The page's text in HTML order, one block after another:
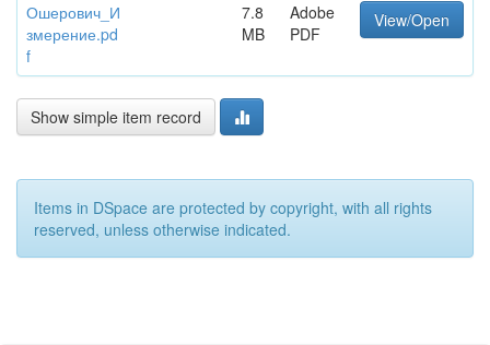
Ошерович_И
змерение.pd
f
7.8
MB
Adobe
PDF
View/Open
Show simple item record
Items in DSpace are protected by copyright, with all rights
reserved, unless otherwise indicated.